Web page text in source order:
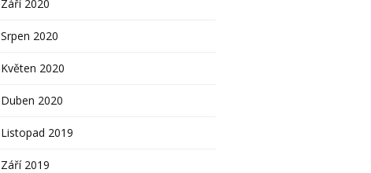
Září 2020
Srpen 2020
Květen 2020
Duben 2020
Listopad 2019
Září 2019